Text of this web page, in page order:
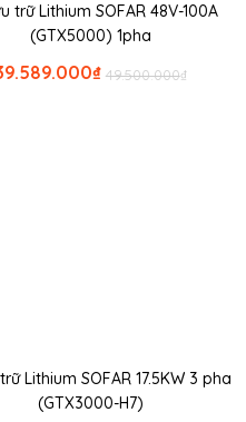
trữ Lithium SOFAR 48V-100A
(GTX5000) 1pha
₫
49.500.000
₫
Lithium SOFAR 17.5KW 3 pha
(GTX3000-H7)